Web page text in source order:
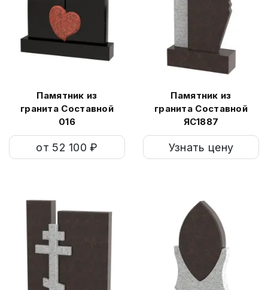
Памятник из
гранита Составной
016
от 52 100 ₽
Памятник из
гранита Составной
ЯС1887
Узнать цену